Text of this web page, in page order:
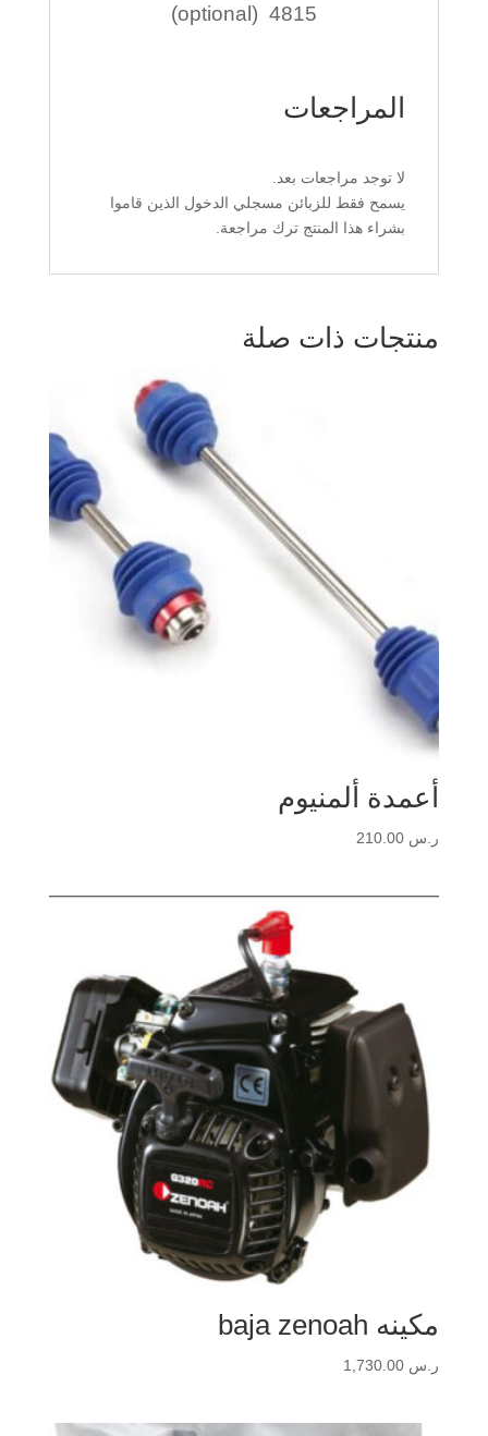
(optional) 4815
المراجعات
لا توجد مراجعات بعد.
يسمح فقط للزبائن مسجلي الدخول الذين قاموا
بشراء هذا المنتج ترك مراجعة.
منتجات ذات صلة
أعمدة ألمنيوم
ر.س
مكينه baja zenoah
ر.س